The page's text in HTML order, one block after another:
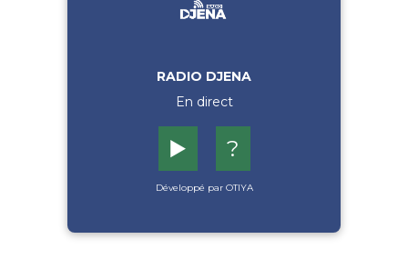
RADIO DJENA
En direct
▶️ ?
Développé par OTIYA